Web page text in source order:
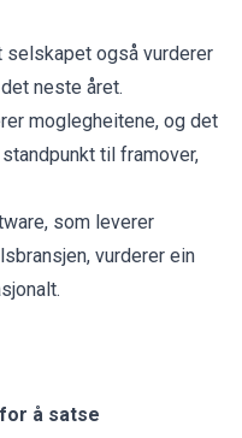
også vurderer
neste året.
moglegheitene, og det
til framover,
som leverer
vurderer ein
.
å satse